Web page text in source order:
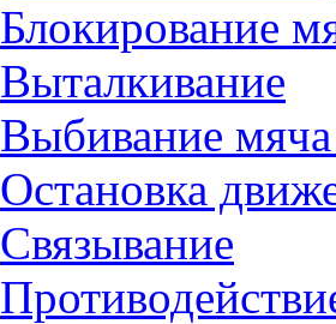
Блокирование
Выталкивание
Выбивание
Остановка
Связывание